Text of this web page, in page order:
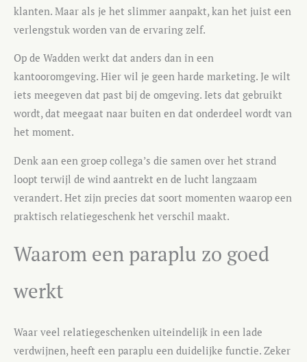
klanten. Maar als je het slimmer aanpakt, kan het juist een
verlengstuk worden van de ervaring zelf.
Op de Wadden werkt dat anders dan in een
kantooromgeving. Hier wil je geen harde marketing. Je wilt
iets meegeven dat past bij de omgeving. Iets dat gebruikt
wordt, dat meegaat naar buiten en dat onderdeel wordt van
het moment.
Denk aan een groep collega’s die samen over het strand
loopt terwijl de wind aantrekt en de lucht langzaam
verandert. Het zijn precies dat soort momenten waarop een
praktisch relatiegeschenk het verschil maakt.
Waarom een paraplu zo goed
werkt
Waar veel relatiegeschenken uiteindelijk in een lade
verdwijnen, heeft een paraplu een duidelijke functie. Zeker